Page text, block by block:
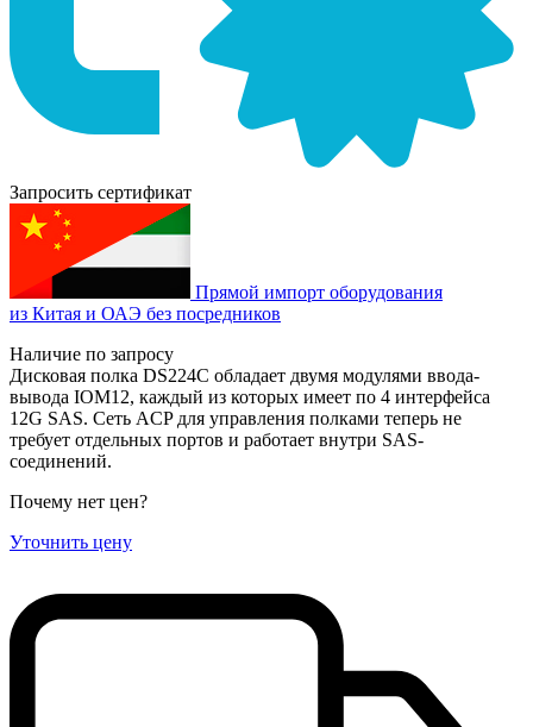
Запросить сертификат
Прямой импорт оборудования
из Китая и ОАЭ без посредников
Наличие по запросу
Дисковая полка DS224C обладает двумя модулями ввода-
вывода IOM12, каждый из которых имеет по 4 интерфейса
12G SAS. Сеть ACP для управления полками теперь не
требует отдельных портов и работает внутри SAS-
соединений.
Почему нет цен?
Уточнить цену